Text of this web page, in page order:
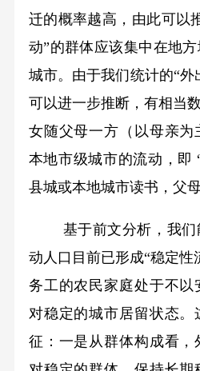
迁的概率越高，由此可以
动”的群体应该集中在地
城市。由于我们统计的“外
可以进一步推断，有相当
女随父母一方（以母亲
本地市级城市的流动，即
县城或本地城市读书，父
基于前文分析，我
动人口目前已形成“稳定性
务工的农民家庭处于不以
对稳定的城市居留状态
征：一是从群体构成看，